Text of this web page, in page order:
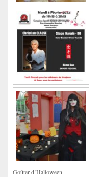
Goûter d’Halloween